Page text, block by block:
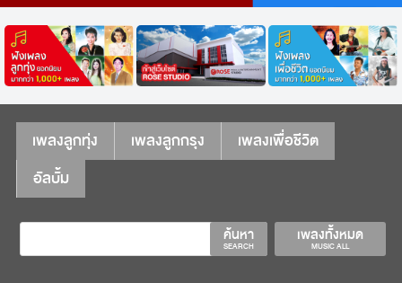
เพลงลูกทุ่ง เพลงลูกกรุง
เพลงเพื่อชีวิต
อัลบั้ม
เพลงทั้งหมด
MUSIC ALL
ค้นหา
SEARCH